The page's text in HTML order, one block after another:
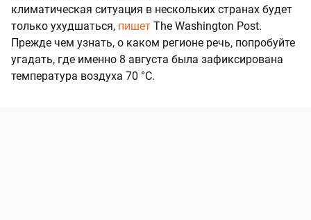
климатическая ситуация в нескольких странах будет
только ухудшаться, пишет The Washington Post.
Прежде чем узнать, о каком регионе речь, попробуйте
угадать, где именно 8 августа была зафиксирована
температура воздуха 70 °C.